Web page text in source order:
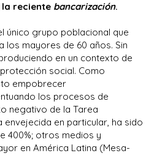
reciente bancarización.
único grupo poblacional que
los mayores de 60 años. Sin
en un contexto de
social. Como
empobrecer
los procesos de
negativo de la Tarea
en particular, ha sido
400%; otros medios y
en América Latina (Mesa-